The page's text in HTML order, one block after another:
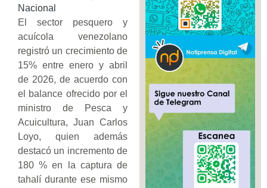
Nacional
El sector pesquero y
acuícola venezolano
registró un crecimiento de
15% entre enero y abril
de 2026, de acuerdo con
el balance ofrecido por el
ministro de Pesca y
Acuicultura, Juan Carlos
Loyo, quien además
destacó un incremento de
180 % en la captura de
tahalí durante ese mismo